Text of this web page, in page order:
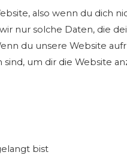
also wenn du dich
nur solche Daten, die
du unsere Website
um dir die Website
bist